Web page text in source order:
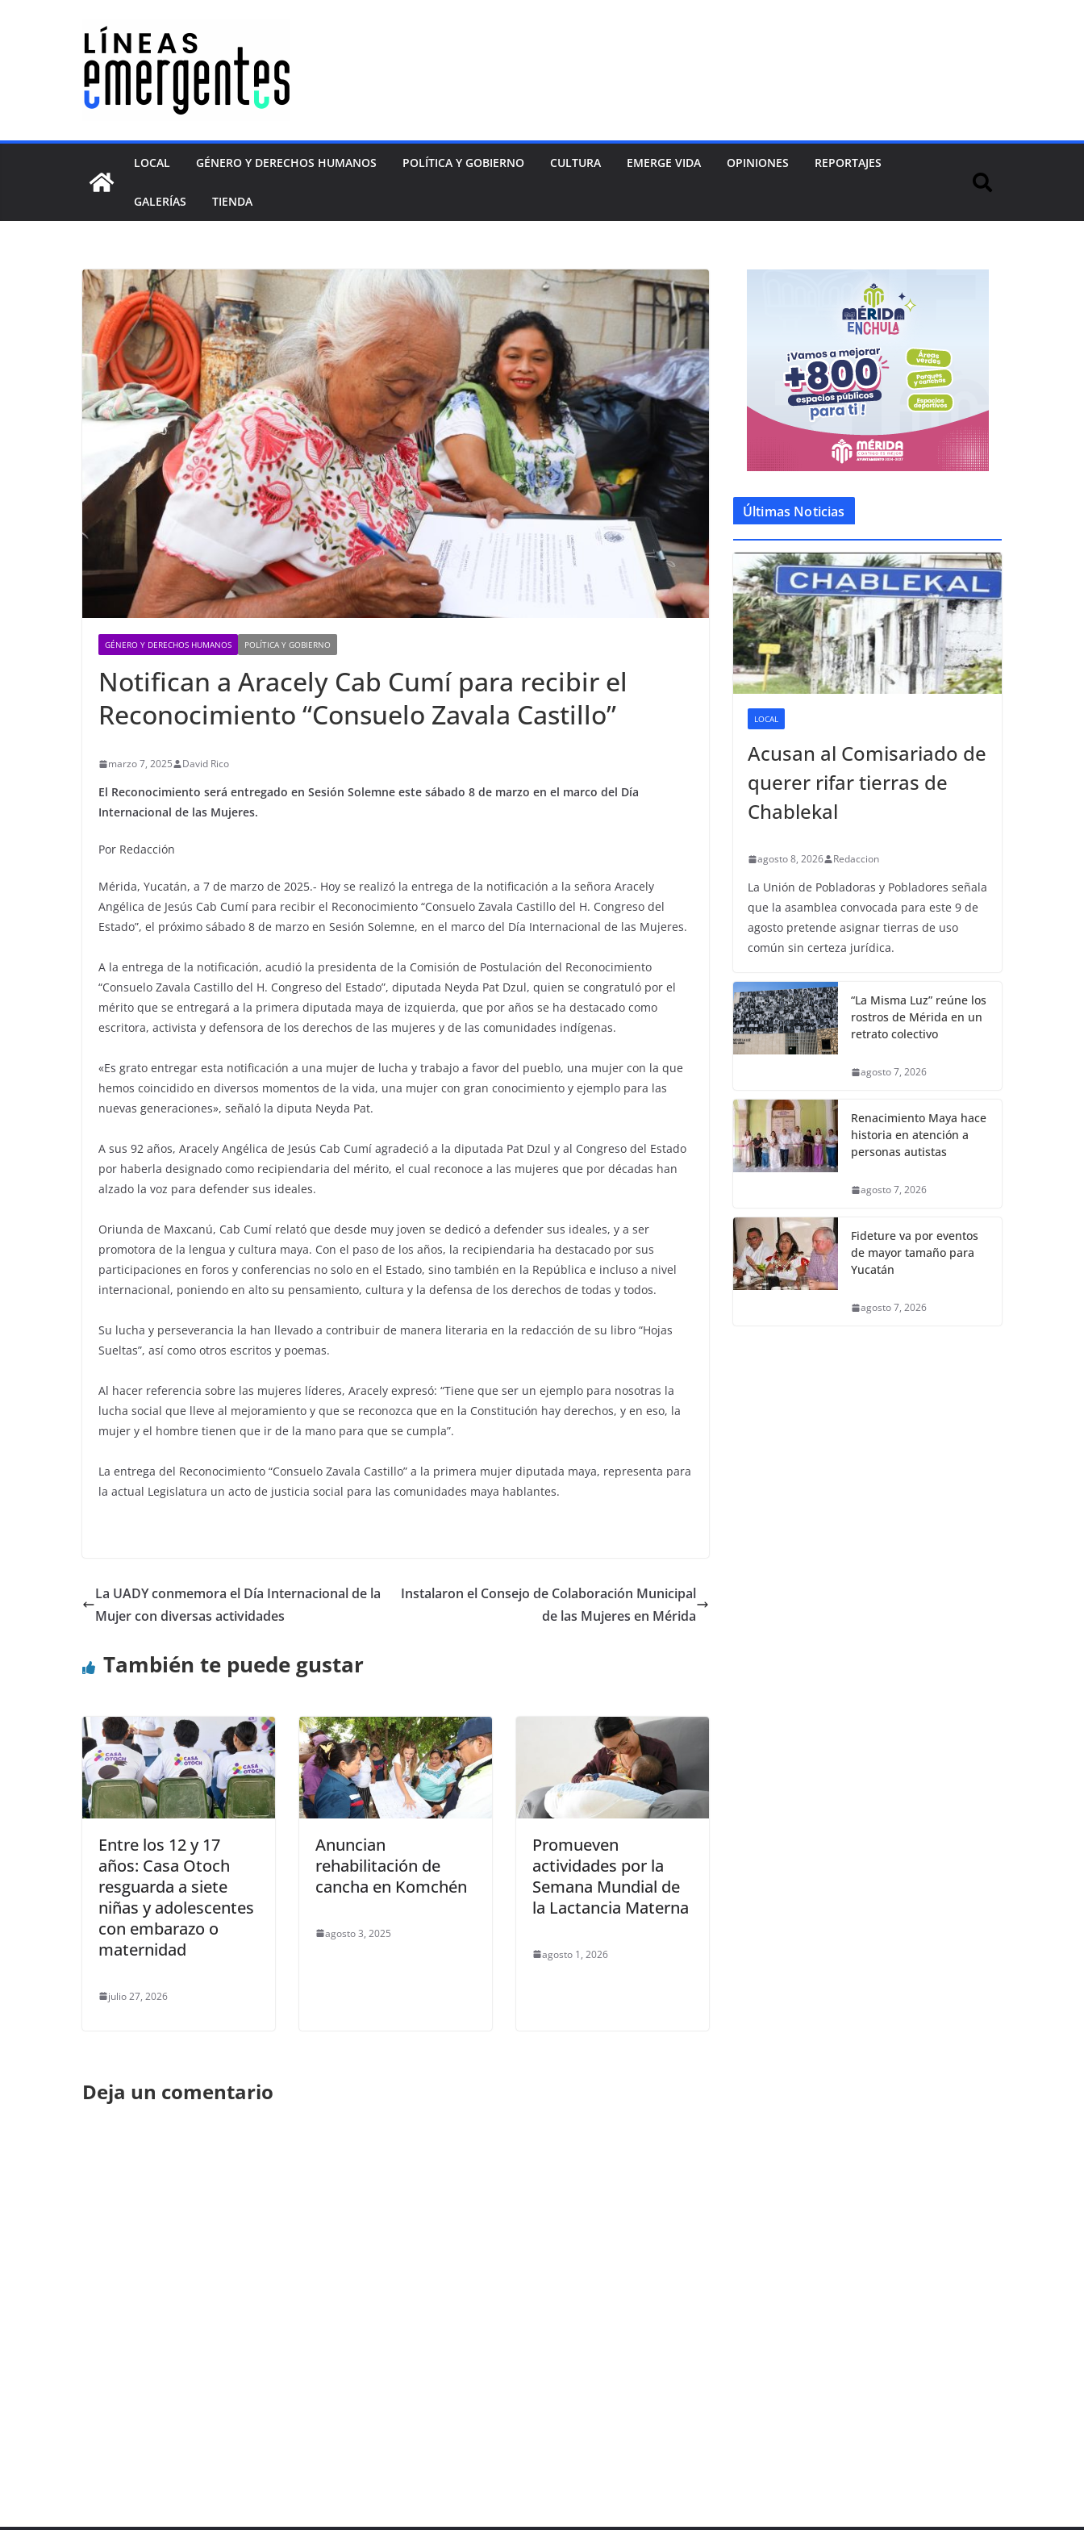
LOCAL GÉNERO Y DERECHOS HUMANOS POLÍTICA Y GOBIERNO CULTURA EMERGE VIDA OPINIONES REPORTAJES
GALERÍAS TIENDA
GÉNERO Y DERECHOS HUMANOS POLÍTICA Y GOBIERNO
Notifican a Aracely Cab Cumí para recibir el
Reconocimiento “Consuelo Zavala Castillo”
marzo 7, 2025 David Rico
El Reconocimiento será entregado en Sesión Solemne este sábado 8 de marzo en el marco del Día
Internacional de las Mujeres.
Por Redacción
Mérida, Yucatán, a 7 de marzo de 2025.- Hoy se realizó la entrega de la notificación a la señora Aracely
Angélica de Jesús Cab Cumí para recibir el Reconocimiento “Consuelo Zavala Castillo del H. Congreso del
Estado”, el próximo sábado 8 de marzo en Sesión Solemne, en el marco del Día Internacional de las Mujeres.
A la entrega de la notificación, acudió la presidenta de la Comisión de Postulación del Reconocimiento
“Consuelo Zavala Castillo del H. Congreso del Estado”, diputada Neyda Pat Dzul, quien se congratuló por el
mérito que se entregará a la primera diputada maya de izquierda, que por años se ha destacado como
escritora, activista y defensora de los derechos de las mujeres y de las comunidades indígenas.
«Es grato entregar esta notificación a una mujer de lucha y trabajo a favor del pueblo, una mujer con la que
hemos coincidido en diversos momentos de la vida, una mujer con gran conocimiento y ejemplo para las
nuevas generaciones», señaló la diputa Neyda Pat.
A sus 92 años, Aracely Angélica de Jesús Cab Cumí agradeció a la diputada Pat Dzul y al Congreso del Estado
por haberla designado como recipiendaria del mérito, el cual reconoce a las mujeres que por décadas han
alzado la voz para defender sus ideales.
Oriunda de Maxcanú, Cab Cumí relató que desde muy joven se dedicó a defender sus ideales, y a ser
promotora de la lengua y cultura maya. Con el paso de los años, la recipiendaria ha destacado por sus
participaciones en foros y conferencias no solo en el Estado, sino también en la República e incluso a nivel
internacional, poniendo en alto su pensamiento, cultura y la defensa de los derechos de todas y todos.
Su lucha y perseverancia la han llevado a contribuir de manera literaria en la redacción de su libro “Hojas
Sueltas”, así como otros escritos y poemas.
Al hacer referencia sobre las mujeres líderes, Aracely expresó: “Tiene que ser un ejemplo para nosotras la
lucha social que lleve al mejoramiento y que se reconozca que en la Constitución hay derechos, y en eso, la
mujer y el hombre tienen que ir de la mano para que se cumpla”.
La entrega del Reconocimiento “Consuelo Zavala Castillo” a la primera mujer diputada maya, representa para
la actual Legislatura un acto de justicia social para las comunidades maya hablantes.
La UADY conmemora el Día Internacional de la
Mujer con diversas actividades
Instalaron el Consejo de Colaboración Municipal
de las Mujeres en Mérida
También te puede gustar
Entre los 12 y 17
años: Casa Otoch
resguarda a siete
niñas y adolescentes
con embarazo o
maternidad
julio 27, 2026
Anuncian
rehabilitación de
cancha en Komchén
agosto 3, 2025
Promueven
actividades por la
Semana Mundial de
la Lactancia Materna
agosto 1, 2026
Deja un comentario
Últimas Noticias
LOCAL
Acusan al Comisariado de
querer rifar tierras de
Chablekal
agosto 8, 2026 Redaccion
La Unión de Pobladoras y Pobladores señala
que la asamblea convocada para este 9 de
agosto pretende asignar tierras de uso
común sin certeza jurídica.
“La Misma Luz” reúne los
rostros de Mérida en un
retrato colectivo
agosto 7, 2026
Renacimiento Maya hace
historia en atención a
personas autistas
agosto 7, 2026
Fideture va por eventos
de mayor tamaño para
Yucatán
agosto 7, 2026